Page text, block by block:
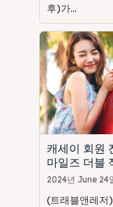
후)가...
캐세이 회원
마일즈 더블
2024년 June 24
(트래블앤레저